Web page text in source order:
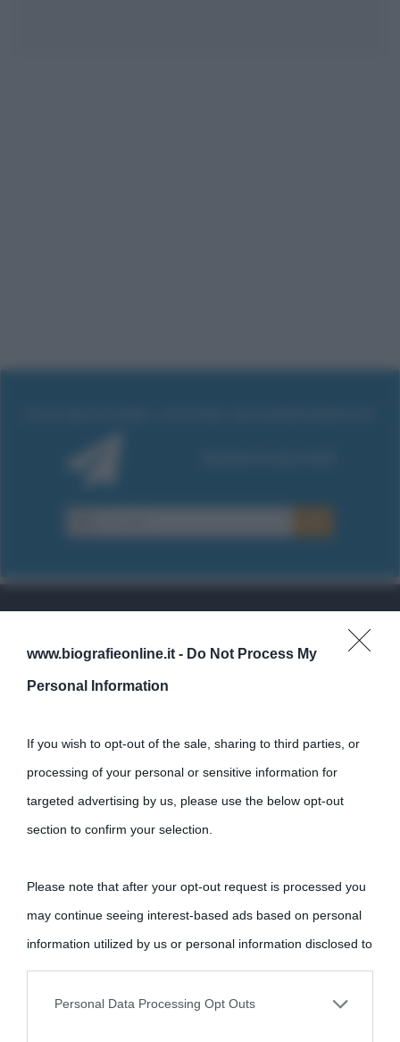
www.biografieonline.it - Do Not Process My
Personal Information
If you wish to opt-out of the sale, sharing to third parties, or
processing of your personal or sensitive information for
targeted advertising by us, please use the below opt-out
section to confirm your selection.
Please note that after your opt-out request is processed you
may continue seeing interest-based ads based on personal
information utilized by us or personal information disclosed to
third parties prior to your opt-out.
Personal Data Processing Opt Outs
Cultura
La cultura è un ornamento nella buona sorte ma un rifugio
nell'avversa.» (Aristotele -Frasi sulla cultura)